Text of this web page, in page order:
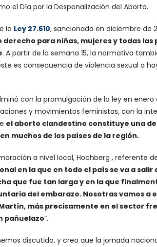
el Día por la Despenalización del Aborto.
la Ley 27.610, sancionada en diciembre de
derecho para niñas, mujeres y todas
. A partir de la semana 15, la normativa
es consecuencia de violencia sexual o
con la promulgación de la ley en
y movimientos feministas, con la
el aborto clandestino constituye una
muchos de los países de la región.
a nivel local, Hochberg , referente
en la que en todo el país se va a
que fue tan larga y en la que
del embarazo. Nosotras vamos a
Martín, más precisamente en el sector
pañuelazo”.
discutido, y creo que la jornada